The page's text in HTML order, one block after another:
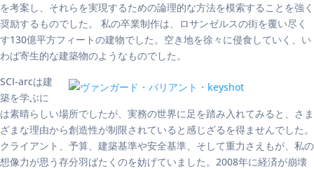
を考案し、それらを実現するための論理的な方法を模索することを強く
奨励するものでした。 私の卒業制作は、ロサンゼルスの街を覆い尽く
す130億平方フィートの建物でした。空き地を徐々に侵食していく、い
わば寄生的な建築物のようなものでした。
SCI-arcは建
築を学ぶに
は素晴らしい場所でしたが、実務の世界に足を踏み入れてみると、さま
ざまな理由から創造性が制限されていると感じざるを得ませんでした。
クライアント、予算、建築基準や安全基準、そして重力さえもが、私の
想像力が思う存分羽ばたくのを妨げていました。2008年に経済が崩壊